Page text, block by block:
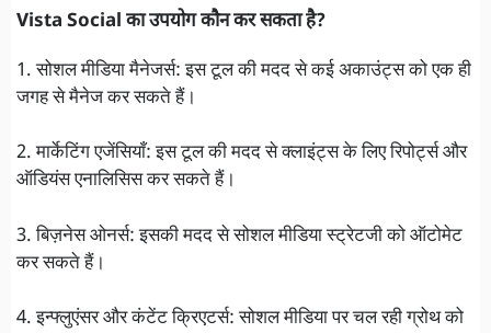
Vista Social का उपयोग कौन कर सकता है?
1. सोशल मीडिया मैनेजर्स: इस टूल की मदद से कई अकाउंट्स को एक ही
जगह से मैनेज कर सकते हैं।
2. मार्केटिंग एजेंसियाँ: इस टूल की मदद से क्लाइंट्स के लिए रिपोर्ट्स और
ऑडियंस एनालिसिस कर सकते हैं।
3. बिज़नेस ओनर्स: इसकी मदद से सोशल मीडिया स्ट्रेटजी को ऑटोमेट
कर सकते हैं।
4. इन्फ्लुएंसर और कंटेंट क्रिएटर्स: सोशल मीडिया पर चल रही ग्रोथ को